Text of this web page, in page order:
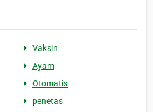
Vaksin
Ayam
Otomatis
penetas